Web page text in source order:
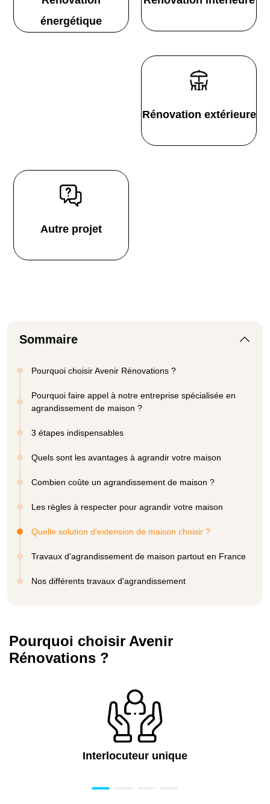
énergétique
Rénovation extérieure
Autre projet
Sommaire
Pourquoi choisir Avenir Rénovations ?
Pourquoi faire appel à notre entreprise spécialisée en
agrandissement de maison ?
3 étapes indispensables
Quels sont les avantages à agrandir votre maison
Combien coûte un agrandissement de maison ?
Les règles à respecter pour agrandir votre maison
Quelle solution d'extension de maison choisir ?
Travaux d'agrandissement de maison partout en France
Nos différents travaux d'agrandissement
Pourquoi choisir Avenir
Rénovations ?
Interlocuteur unique